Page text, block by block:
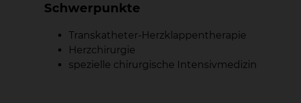
Schwerpunkte
Transkatheter-Herzklappentherapie
Herzchirurgie
spezielle chirurgische Intensivmedizin